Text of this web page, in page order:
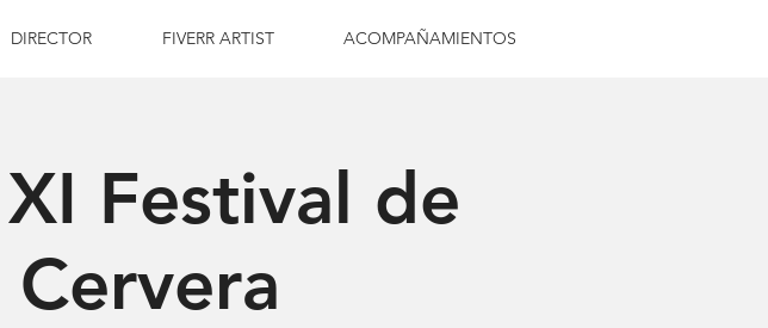
DIRECTOR FIVERR ARTIST ACOMPAÑAMIENTOS
Festival de